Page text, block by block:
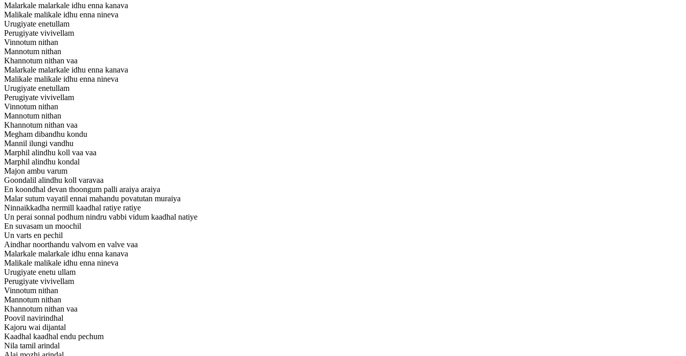
Malarkale malarkale idhu enna kanava
Malikale malikale idhu enna nineva
Urugiyate enetullam
Perugiyate vivivellam
Vinnotum nithan
Mannotum nithan
Khannotum nithan vaa
Malarkale malarkale idhu enna kanava
Malikale malikale idhu enna nineva
Urugiyate enetullam
Perugiyate vivivellam
Vinnotum nithan
Mannotum nithan
Khannotum nithan vaa
Megham dibandhu kondu
Mannil ilungi vandhu
Marphil alindhu koll vaa vaa
Marphil alindhu kondal
Majon ambu varum
Goondalil alindhu koll varavaa
En koondhal devan thoongum palli araiya araiya
Malar sutum vayatil ennai mahandu povatutan muraiya
Ninnaikkadha nermill kaadhal ratiye ratiye
Un perai sonnal podhum nindru vabbi vidum kaadhal natiye
En suvasam un moochil
Un varts en pechil
Aindhar noorthandu valvom en valve vaa
Malarkale malarkale idhu enna kanava
Malikale malikale idhu enna nineva
Urugiyate enetu ullam
Perugiyate vivivellam
Vinnotum nithan
Mannotum nithan
Khannotum nithan vaa
Poovil navirindhal
Kajoru wai dijantal
Kaadhal kaadhal endu pechum
Nila tamil arindal